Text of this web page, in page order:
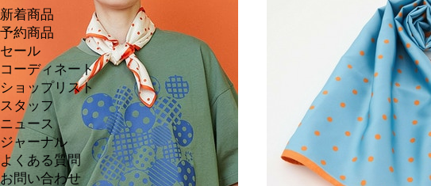
新着商品
予約商品
セール
コーディネート
ショップリスト
スタッフ
ニュース
ジャーナル
よくある質問
お問い合わせ